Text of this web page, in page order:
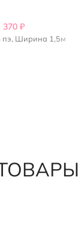
370 ₽
пэ, Ширина 1,5м